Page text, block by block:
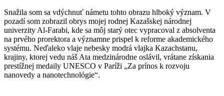
Snažila som sa vdýchnuť námetu tohto obrazu hlboký význam. V
pozadí som zobrazil obrys mojej rodnej Kazašskej národnej
univerzity Al-Farabi, kde sa môj starý otec vypracoval z absolventa
na prvého prorektora a významne prispel k reforme akademického
systému. Neďaleko vlaje nebesky modrá vlajka Kazachstanu,
krajiny, ktorej vedu náš Ata medzinárodne oslávil, vrátane získania
prestížnej medaily UNESCO v Paríži „Za prínos k rozvoju
nanovedy a nanotechnológie“.